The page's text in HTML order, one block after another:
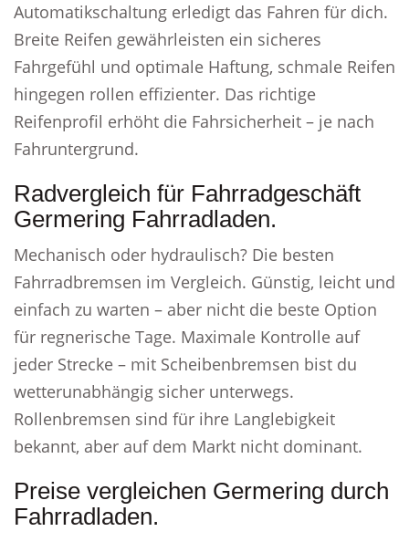
Automatikschaltung erledigt das Fahren für dich.
Breite Reifen gewährleisten ein sicheres
Fahrgefühl und optimale Haftung, schmale Reifen
hingegen rollen effizienter. Das richtige
Reifenprofil erhöht die Fahrsicherheit – je nach
Fahruntergrund.
Radvergleich für Fahrradgeschäft
Germering Fahrradladen.
Mechanisch oder hydraulisch? Die besten
Fahrradbremsen im Vergleich. Günstig, leicht und
einfach zu warten – aber nicht die beste Option
für regnerische Tage. Maximale Kontrolle auf
jeder Strecke – mit Scheibenbremsen bist du
wetterunabhängig sicher unterwegs.
Rollenbremsen sind für ihre Langlebigkeit
bekannt, aber auf dem Markt nicht dominant.
Preise vergleichen Germering durch
Fahrradladen.